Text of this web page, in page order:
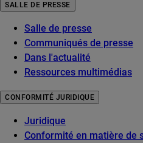
SALLE DE PRESSE
Salle de presse
Communiqués de presse
Dans l'actualité
Ressources multimédias
CONFORMITÉ JURIDIQUE
Juridique
Conformité en matière de